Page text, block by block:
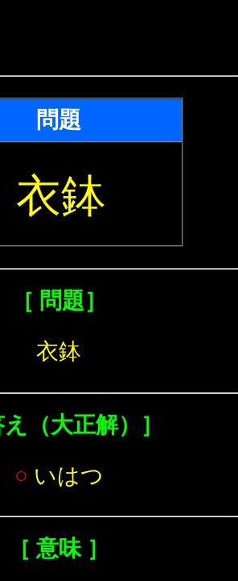
問題
衣鉢
［ 問題］
衣鉢
え（大正解）］
○ いはつ
［ 意味 ］